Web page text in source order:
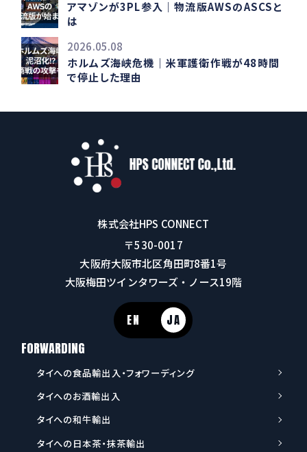
アマゾンが3PL参入｜物流版AWSのASCSと
は
2026.05.08
ホルムズ海峡危機｜米軍護衛作戦が48時間
で停止した理由
株式会社HPS CONNECT
〒530-0017
大阪府大阪市北区角田町8番1号
大阪梅田ツインタワーズ・ノース19階
EN JA
FORWARDING
タイへの食品輸出入・フォワーディング
タイへのお酒輸出入
タイへの和牛輸出
タイへの日本茶・抹茶輸出